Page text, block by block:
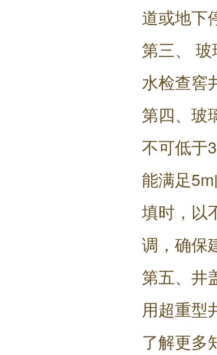
道或地下
第三、
水检查窖
第四、玻
不可低于
能满足
填时，以
调，确保
第五、井
用超重型
了解更多